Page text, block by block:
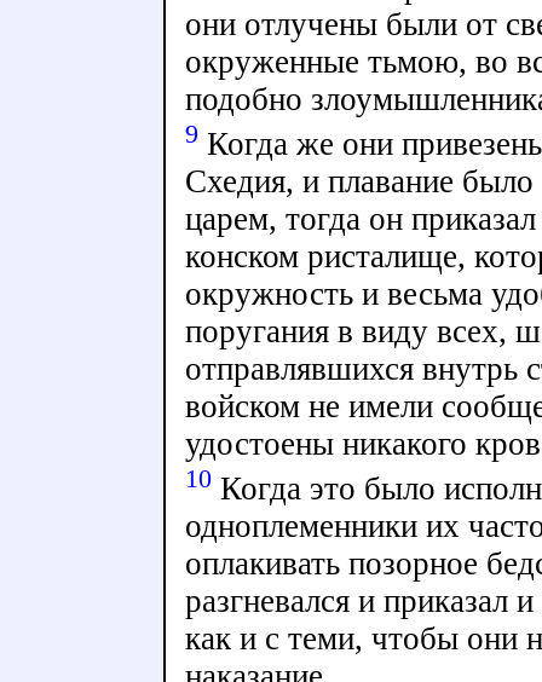
они отлучены были от
окруженные тьмою, во
подобно
9 Когда же они
Схедия, и плавание
царем, тогда он
конском ристалище,
окружность и весьма
поругания в виду всех,
отправлявшихся внутрь
войском не имели
удостоены никакого
10Когда это было
одноплеменники их
оплакивать позорное
разгневался и приказал
как и с теми, чтобы они